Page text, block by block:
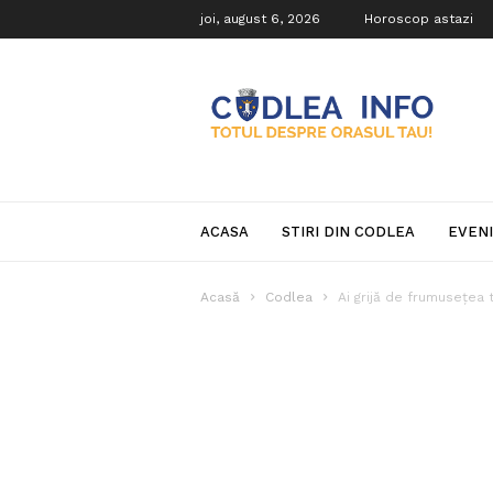
joi, august 6, 2026 Horoscop astazi
Info
ACASA STIRI DIN CODLEA
Acasă Codlea Ai grijă de frumusețea